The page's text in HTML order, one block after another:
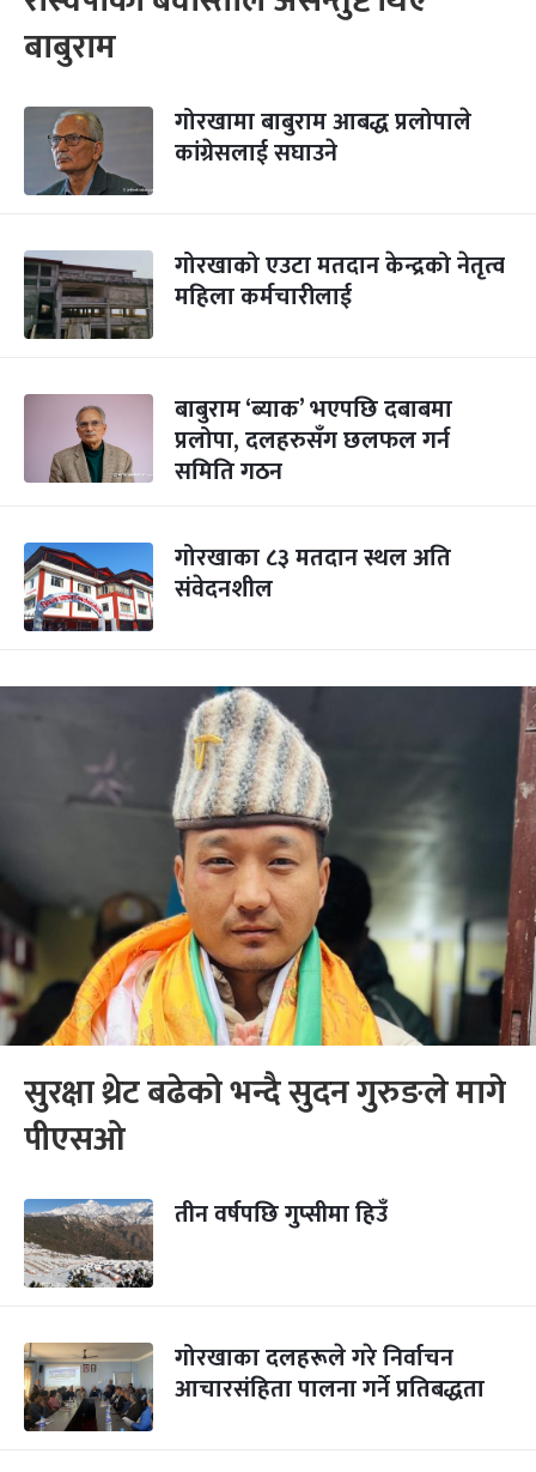
बाबुराम
गोरखामा बाबुराम आबद्ध प्रलोपाले
कांग्रेसलाई सघाउने
गोरखाको एउटा मतदान केन्द्रको नेतृत्व
महिला कर्मचारीलाई
बाबुराम ‘ब्याक’ भएपछि दबाबमा
प्रलोपा, दलहरुसँग छलफल गर्न
समिति गठन
गोरखाका ८३ मतदान स्थल अति
संवेदनशील
सुरक्षा थ्रेट बढेको भन्दै सुदन गुरुङले मागे
पीएसओ
तीन वर्षपछि गुप्सीमा हिउँ
गोरखाका दलहरूले गरे निर्वाचन
आचारसंहिता पालना गर्ने प्रतिबद्धता